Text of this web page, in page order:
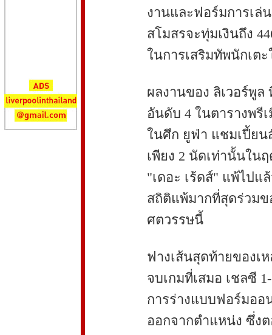
งานและฟอร์มการเล่
สโมสรจะทุ่มเงินถึง
ในการเสริมทัพนักเต
ผลงานของ ลิเวอร์พู
อันดับ 4 ในตารางพรี
ในศึก ยูฟ่า แชมเปี้ยน
เพียง 2 นัดเท่านั้นใน
"เดอะ เร้ดส์" แพ้ไปแ
สถิติแพ้มากที่สุดร่วมข
ศตวรรษนี้
ฟางเส้นสุดท้ายของเ
จบเกมที่เสมอ เชลซี
การร่างแบบฟอร์มออ
ออกจากตำแหน่ง ซึ่ง